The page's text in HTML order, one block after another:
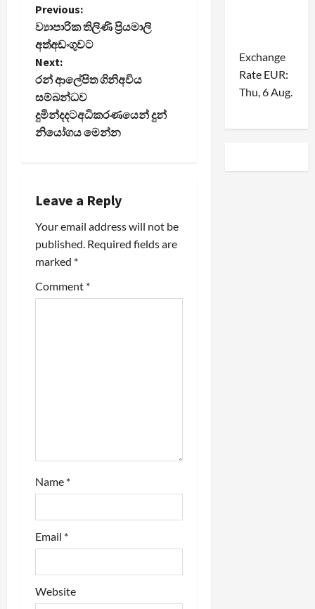
P
o
s
t
n
v
i
g
a
Previous:
ව්‍යාපාරික තිලිණි ප්‍රියමාලි
අත්අඩංගුවට
Next:
රන් ආලේපිත ගිනිඅවිය
සම්බන්ධව
දුමින්දදටඅධිකරණයෙන් දුන්
නියෝගය මෙන්න
Leave a Reply
Your email address will not be
published. Required fields are
marked *
Comment *
Name *
Email *
Website
Exchange
Rate EUR:
Thu, 6 Aug.